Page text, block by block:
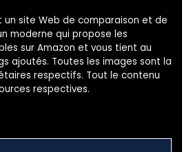
site Web de comparaison et de
moderne qui propose les
sur Amazon et vous tient au
ajoutés. Toutes les images sont la
respectifs. Tout le contenu
respectives.